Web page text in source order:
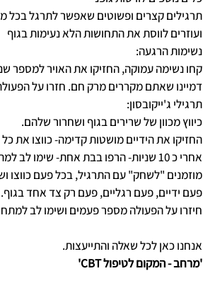
תרגילים קצרים ופשוטים שאפשר לתרגל בכל
ועוזרים לווסת את התחושות הלא נעימות בגוף
נשימות הרגעה:
קחו נשימה עמוקה, החזיקו את האויר למספר
דמיינו שאתם מקררים מרק חם. חזרו על
תרגילי ג'ייקובסון:
כיווץ מכוון של שרירים בגוף ושחרור שלהם.
החזיקו את הידיים מושטות קדימה- כווצו את
אחרי כ 10 שניות- הרפו בבת אחת- שימו לב למתח שמשתחרר.
מוזמנים "לשחק" עם התרגיל, בכל פעם כווצו
פעם ידיים, פעם רגליים, פעם רק צד אחד בגוף.
חיזרו על הפעולה מספר פעמים ושימו לב
אנחנו כאן לכל שאלה והתייעצות.
'מרחב - המקום לטיפול CBT'